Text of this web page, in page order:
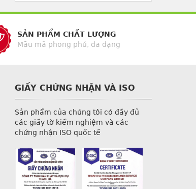
SẢN PHẨM CHẤT LƯỢNG
Mẫu mã phong phú, đa dạng
GIẤY CHỨNG NHẬN VÀ ISO
Sản phẩm của chúng tôi có đầy đủ
các giấy tờ kiểm nghiệm và các
chứng nhận ISO quốc tế